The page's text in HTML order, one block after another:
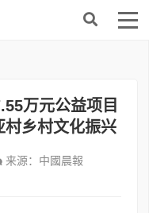
万元公益项目
村乡村文化振兴
来源：中國晨報